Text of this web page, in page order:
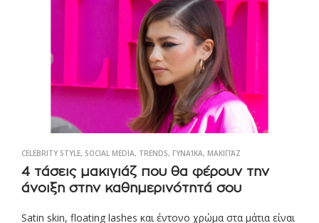
CELEBRITY STYLE, SOCIAL MEDIA, TRENDS, ΓΥΝΑΊΚΑ, ΜΑΚΙΓΙΆΖ
4 τάσεις μακιγιάζ που θα φέρουν την
άνοιξη στην καθημερινότητά σου
Satin skin, floating lashes και έντονο χρώμα στα μάτια είναι